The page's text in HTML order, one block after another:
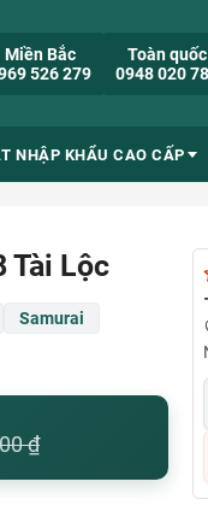
Miền Bắc
526 279
Toàn quốc
0948 020
NHẬP KHẨU CAO CẤP
Tài Lộc
Samurai
₫